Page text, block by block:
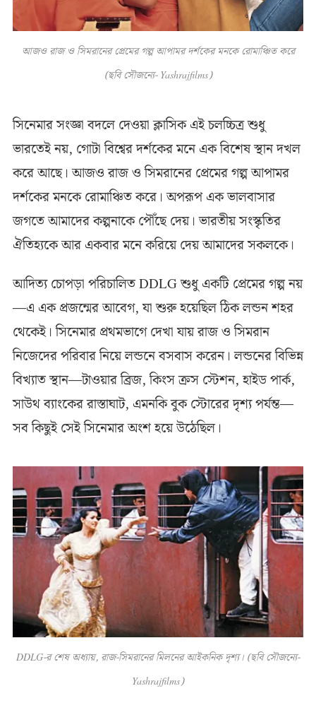
আজও রাজ ও সিমরানের প্রেমের গল্প আপামর দর্শকের মনকে রোমাঞ্চিত করে
(ছবি সৌজন্যে- Yashrajfilms)
সিনেমার সংজ্ঞা বদলে দেওয়া ক্লাসিক এই চলচ্চিত্র শুধু
ভারতেই নয়, গোটা বিশ্বের দর্শকের মনে এক বিশেষ স্থান দখল
করে আছে। আজও রাজ ও সিমরানের প্রেমের গল্প আপামর
দর্শকের মনকে রোমাঞ্চিত করে। অপরূপ এক ভালবাসার
জগতে আমাদের কল্পনাকে পৌঁছে দেয়। ভারতীয় সংস্কৃতির
ঐতিহ্যকে আর একবার মনে করিয়ে দেয় আমাদের সকলকে।
আদিত্য চোপড়া পরিচালিত DDLG শুধু একটি প্রেমের গল্প নয়
—এ এক প্রজন্মের আবেগ, যা শুরু হয়েছিল ঠিক লন্ডন শহর
থেকেই। সিনেমার প্রথমভাগে দেখা যায় রাজ ও সিমরান
নিজেদের পরিবার নিয়ে লন্ডনে বসবাস করেন। লন্ডনের বিভিন্ন
বিখ্যাত স্থান—টাওয়ার ব্রিজ, কিংস ক্রস স্টেশন, হাইড পার্ক,
সাউথ ব্যাংকের রাস্তাঘাট, এমনকি বুক স্টোরের দৃশ্য পর্যন্ত—
সব কিছুই সেই সিনেমার অংশ হয়ে উঠেছিল।
DDLG-র শেষ অধ্যায়, রাজ-সিমরানের মিলনের আইকনিক দৃশ্য। (ছবি সৌজন্যে-
Yashrajfilms)